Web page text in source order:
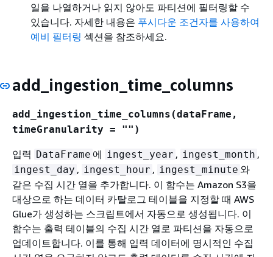
일을 나열하거나 읽지 않아도 파티션에 필터링할 수
있습니다. 자세한 내용은 푸시다운 조건자를 사용하여
예비 필터링 섹션을 참조하세요.
add_ingestion_time_columns
add_ingestion_time_columns(dataFrame,
timeGranularity = "")
입력 DataFrame 에 ingest_year , ingest_month ,
ingest_day , ingest_hour , ingest_minute 와
같은 수집 시간 열을 추가합니다. 이 함수는 Amazon S3을
대상으로 하는 데이터 카탈로그 테이블을 지정할 때 AWS
Glue가 생성하는 스크립트에서 자동으로 생성됩니다. 이
함수는 출력 테이블의 수집 시간 열로 파티션을 자동으로
업데이트합니다. 이를 통해 입력 데이터에 명시적인 수집